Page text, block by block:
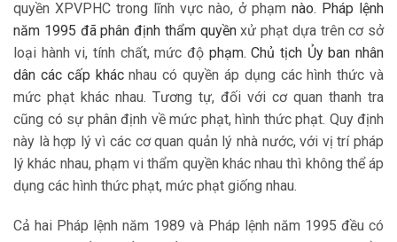
quyền XPVPHC trong lĩnh vực nào, ở phạm nào. Pháp lệnh
năm 1995 đã phân định thẩm quyềnxử phạt dựa trên cơ sở
loại hành vi, tính chất, mức độ phạm. Chủ tịch Ủy ban nhân
dân các cấp khácnhau có quyền áp dụng các hình thức và
mức phạt khác nhau. Tương tự, đối với cơ quan thanh tra
cũng có sự phân định về mức phạt, hình thức phạt. Quy định
này là hợp lý vì các cơ quan quản lý nhà nước, với vị trí pháp
lý khác nhau, phạm vi thẩm quyền khác nhau thì không thể áp
dụng các hình thức phạt, mức phạt giống nhau.
Cả hai Pháp lệnh năm 1989 và Pháp lệnh năm 1995 đều có